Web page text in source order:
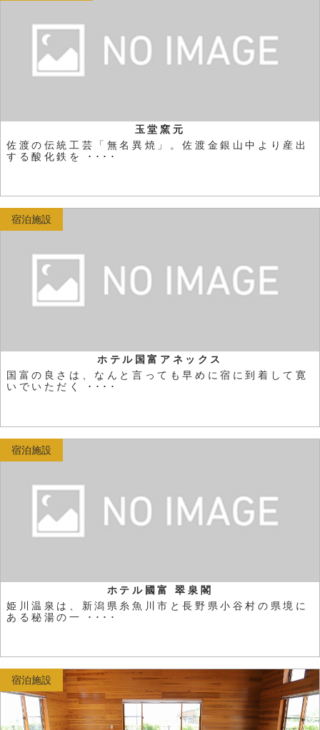
玉堂窯元
佐渡の伝統工芸「無名異焼」。佐渡金銀山中より産出
する酸化鉄を ････
ホテル国富アネックス
国富の良さは、なんと言っても早めに宿に到着して寛
いでいただく ････
宿泊施設
ホテル國富 翠泉閣
姫川温泉は、新潟県糸魚川市と長野県小谷村の県境に
ある秘湯の一 ････
宿泊施設
宿泊施設